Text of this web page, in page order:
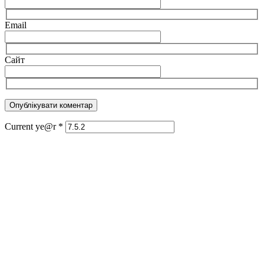
Email
Сайт
Current ye@r *